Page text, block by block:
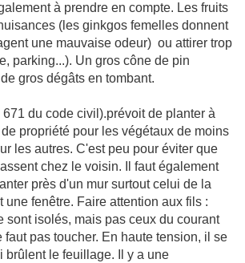
à prendre en compte. Les fruits
(les ginkgos femelles donnent
une mauvaise odeur) ou attirer trop
parking...). Un gros cône de pin
gros dégâts en tombant.
671 du code civil).prévoit de planter à
propriété pour les végétaux de moins
les autres. C'est peu pour éviter que
chez le voisin. Il faut également
près d'un mur surtout celui de la
une fenêtre. Faire attention aux fils :
sont isolés, mais pas ceux du courant
pas toucher. En haute tension, il se
brûlent le feuillage. Il y a une